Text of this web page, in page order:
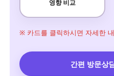
영향 비교
※ 카드를 클릭하시면 자세한
간편 방문상